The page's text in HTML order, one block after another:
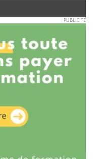
PUBLICITE